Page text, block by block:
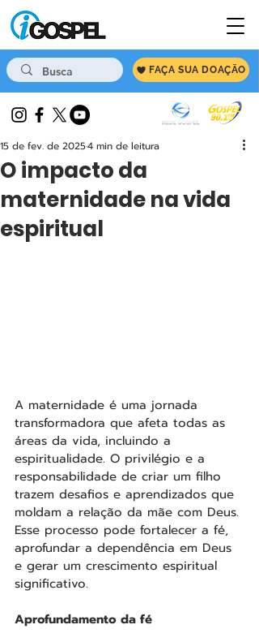
FAÇA SUA DOAÇÃO
O impacto da
maternidade na vida
espiritual
15 de fev. de 20254 min de leitura
A maternidade é uma jornada
transformadora que afeta todas as
áreas da vida, incluindo a
espiritualidade. O privilégio e a
responsabilidade de criar um filho
trazem desafios e aprendizados que
moldam a relação da mãe com Deus.
Esse processo pode fortalecer a fé,
aprofundar a dependência em Deus
e gerar um crescimento espiritual
significativo.
Aprofundamento da fé